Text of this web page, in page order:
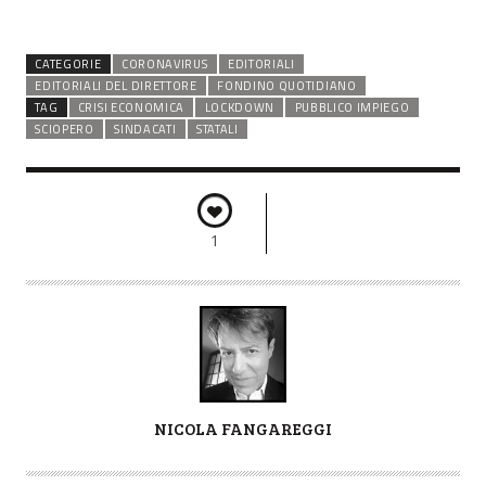
CATEGORIE CORONAVIRUS
EDITORIALI
EDITORIALI DEL DIRETTORE
FONDINO QUOTIDIANO
TAG
CRISI ECONOMICA LOCKDOWN
PUBBLICO IMPIEGO
SCIOPERO
SINDACATI STATALI
1
T
NICOLA FANGAREGGI